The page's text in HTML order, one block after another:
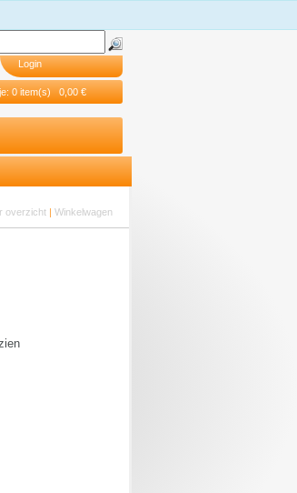
Login
0 item(s) 0,00 €
overzicht |Winkelwagen